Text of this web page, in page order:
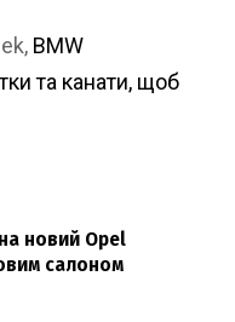
BMW
та канати, щоб
на новий Opel
салоном